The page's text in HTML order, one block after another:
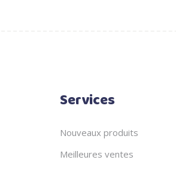
Services
Nouveaux produits
Meilleures ventes